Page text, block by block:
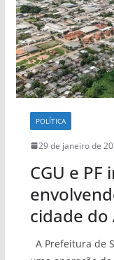
POLÍTICA
29 de janeiro de
CGU e
cidade do
A Prefeitura de